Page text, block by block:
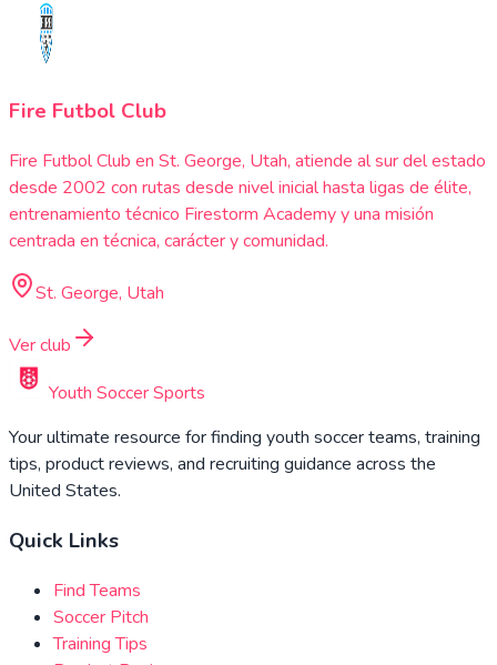
Fire Futbol Club
Fire Futbol Club en St. George, Utah, atiende al sur del estado
desde 2002 con rutas desde nivel inicial hasta ligas de élite,
entrenamiento técnico Firestorm Academy y una misión
centrada en técnica, carácter y comunidad.
St. George, Utah
Ver club
Youth Soccer Sports
Your ultimate resource for finding youth soccer teams, training
tips, product reviews, and recruiting guidance across the
United States.
Quick Links
Find Teams
Soccer Pitch
Training Tips